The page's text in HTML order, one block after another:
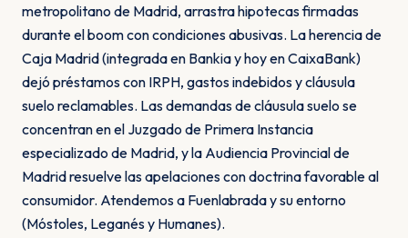
metropolitano de Madrid, arrastra hipotecas firmadas
durante el boom con condiciones abusivas. La herencia de
Caja Madrid (integrada en Bankia y hoy en CaixaBank)
dejó préstamos con IRPH, gastos indebidos y cláusula
suelo reclamables. Las demandas de cláusula suelo se
concentran en el Juzgado de Primera Instancia
especializado de Madrid, y la Audiencia Provincial de
Madrid resuelve las apelaciones con doctrina favorable al
consumidor. Atendemos a Fuenlabrada y su entorno
(Móstoles, Leganés y Humanes).